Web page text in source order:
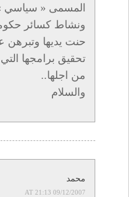
المسمى « سياسي
ونشاط كسائر
حنت يديها
تحقيق برامجها
من اجلها..
والسلام
محمد
09/12/2007 AT 21:13